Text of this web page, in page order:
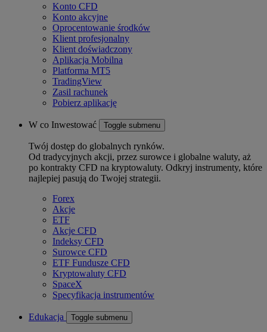
Konto CFD
Konto akcyjne
Oprocentowanie środków
Klient profesjonalny
Klient doświadczony
Aplikacja Mobilna
Platforma MT5
TradingView
Zasil rachunek
Pobierz aplikację
W co Inwestować Toggle submenu
Twój dostęp do globalnych rynków.
Od tradycyjnych akcji, przez surowce i globalne waluty, aż
po kontrakty CFD na kryptowaluty. Odkryj instrumenty, które
najlepiej pasują do Twojej strategii.
Forex
Akcje
ETF
Akcje CFD
Indeksy CFD
Surowce CFD
ETF Fundusze CFD
Kryptowaluty CFD
SpaceX
Specyfikacja instrumentów
Edukacja Toggle submenu